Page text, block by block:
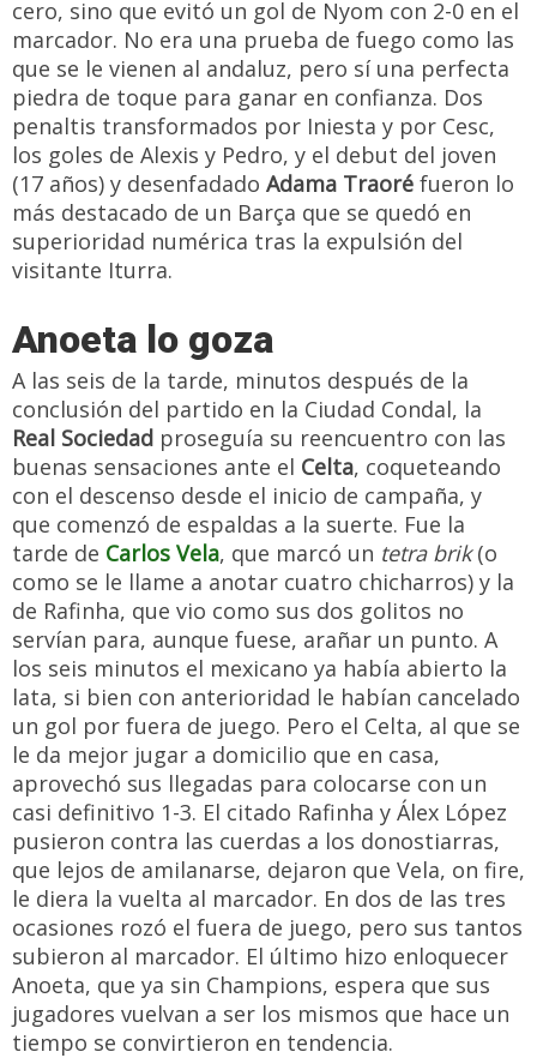
cero, sino que evitó un gol de Nyom con 2-0 en el
marcador. No era una prueba de fuego como las
que se le vienen al andaluz, pero sí una perfecta
piedra de toque para ganar en confianza. Dos
penaltis transformados por Iniesta y por Cesc,
los goles de Alexis y Pedro, y el debut del joven
(17 años) y desenfadado Adama Traoré fueron lo
más destacado de un Barça que se quedó en
superioridad numérica tras la expulsión del
visitante Iturra.
Anoeta lo goza
A las seis de la tarde, minutos después de la
conclusión del partido en la Ciudad Condal, la
Real Sociedad proseguía su reencuentro con las
buenas sensaciones ante el Celta, coqueteando
con el descenso desde el inicio de campaña, y
que comenzó de espaldas a la suerte. Fue la
tarde de Carlos Vela, que marcó un tetra brik(o
como se le llame a anotar cuatro chicharros) y la
de Rafinha, que vio como sus dos golitos no
servían para, aunque fuese, arañar un punto. A
los seis minutos el mexicano ya había abierto la
lata, si bien con anterioridad le habían cancelado
un gol por fuera de juego. Pero el Celta, al que se
le da mejor jugar a domicilio que en casa,
aprovechó sus llegadas para colocarse con un
casi definitivo 1-3. El citado Rafinha y Álex López
pusieron contra las cuerdas a los donostiarras,
que lejos de amilanarse, dejaron que Vela, on fire,
le diera la vuelta al marcador. En dos de las tres
ocasiones rozó el fuera de juego, pero sus tantos
subieron al marcador. El último hizo enloquecer
Anoeta, que ya sin Champions, espera que sus
jugadores vuelvan a ser los mismos que hace un
tiempo se convirtieron en tendencia.